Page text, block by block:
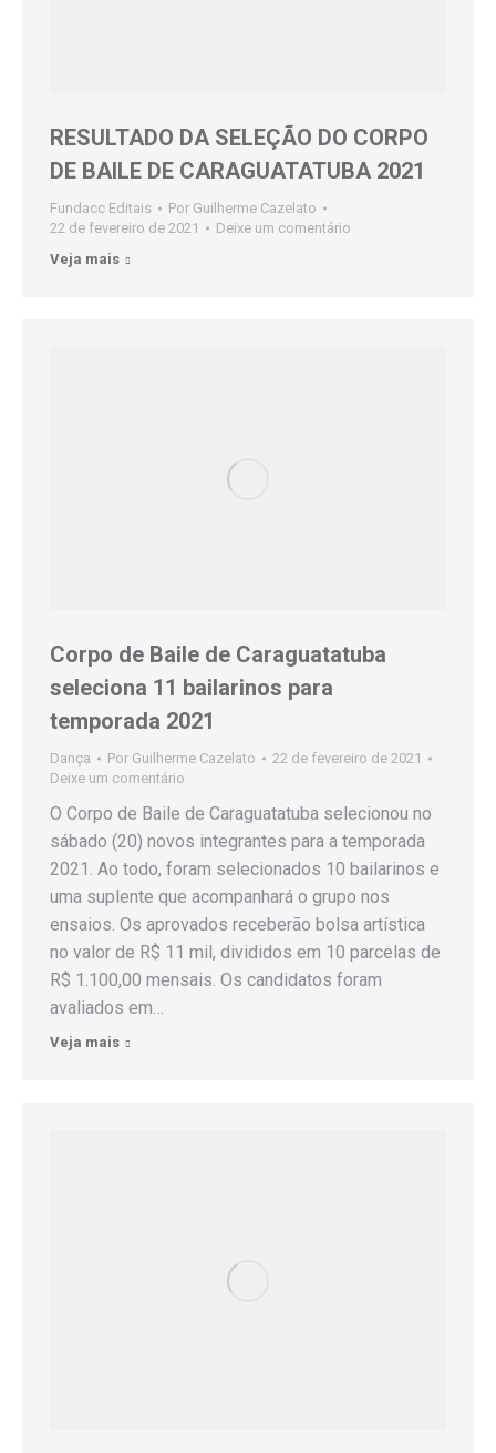
RESULTADO DA SELEÇÃO DO CORPO
DE BAILE DE CARAGUATATUBA 2021
Fundacc Editais Por Guilherme Cazelato
22 de fevereiro de 2021
Deixe um comentário
Veja mais
Corpo de Baile de Caraguatatuba
seleciona 11 bailarinos para
temporada 2021
Dança Por Guilherme Cazelato
22 de fevereiro de 2021
Deixe um comentário
O Corpo de Baile de Caraguatatuba selecionou no
sábado (20) novos integrantes para a temporada
2021. Ao todo, foram selecionados 10 bailarinos e
uma suplente que acompanhará o grupo nos
ensaios. Os aprovados receberão bolsa artística
no valor de R$ 11 mil, divididos em 10 parcelas de
R$ 1.100,00 mensais. Os candidatos foram
avaliados em…
Veja mais